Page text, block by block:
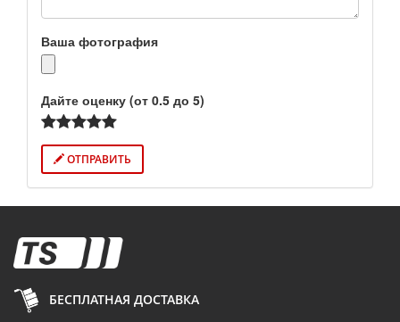
Ваша фотография
Дайте оценку (от 0.5 до 5)
ОТПРАВИТЬ
БЕСПЛАТНАЯ ДОСТАВКА